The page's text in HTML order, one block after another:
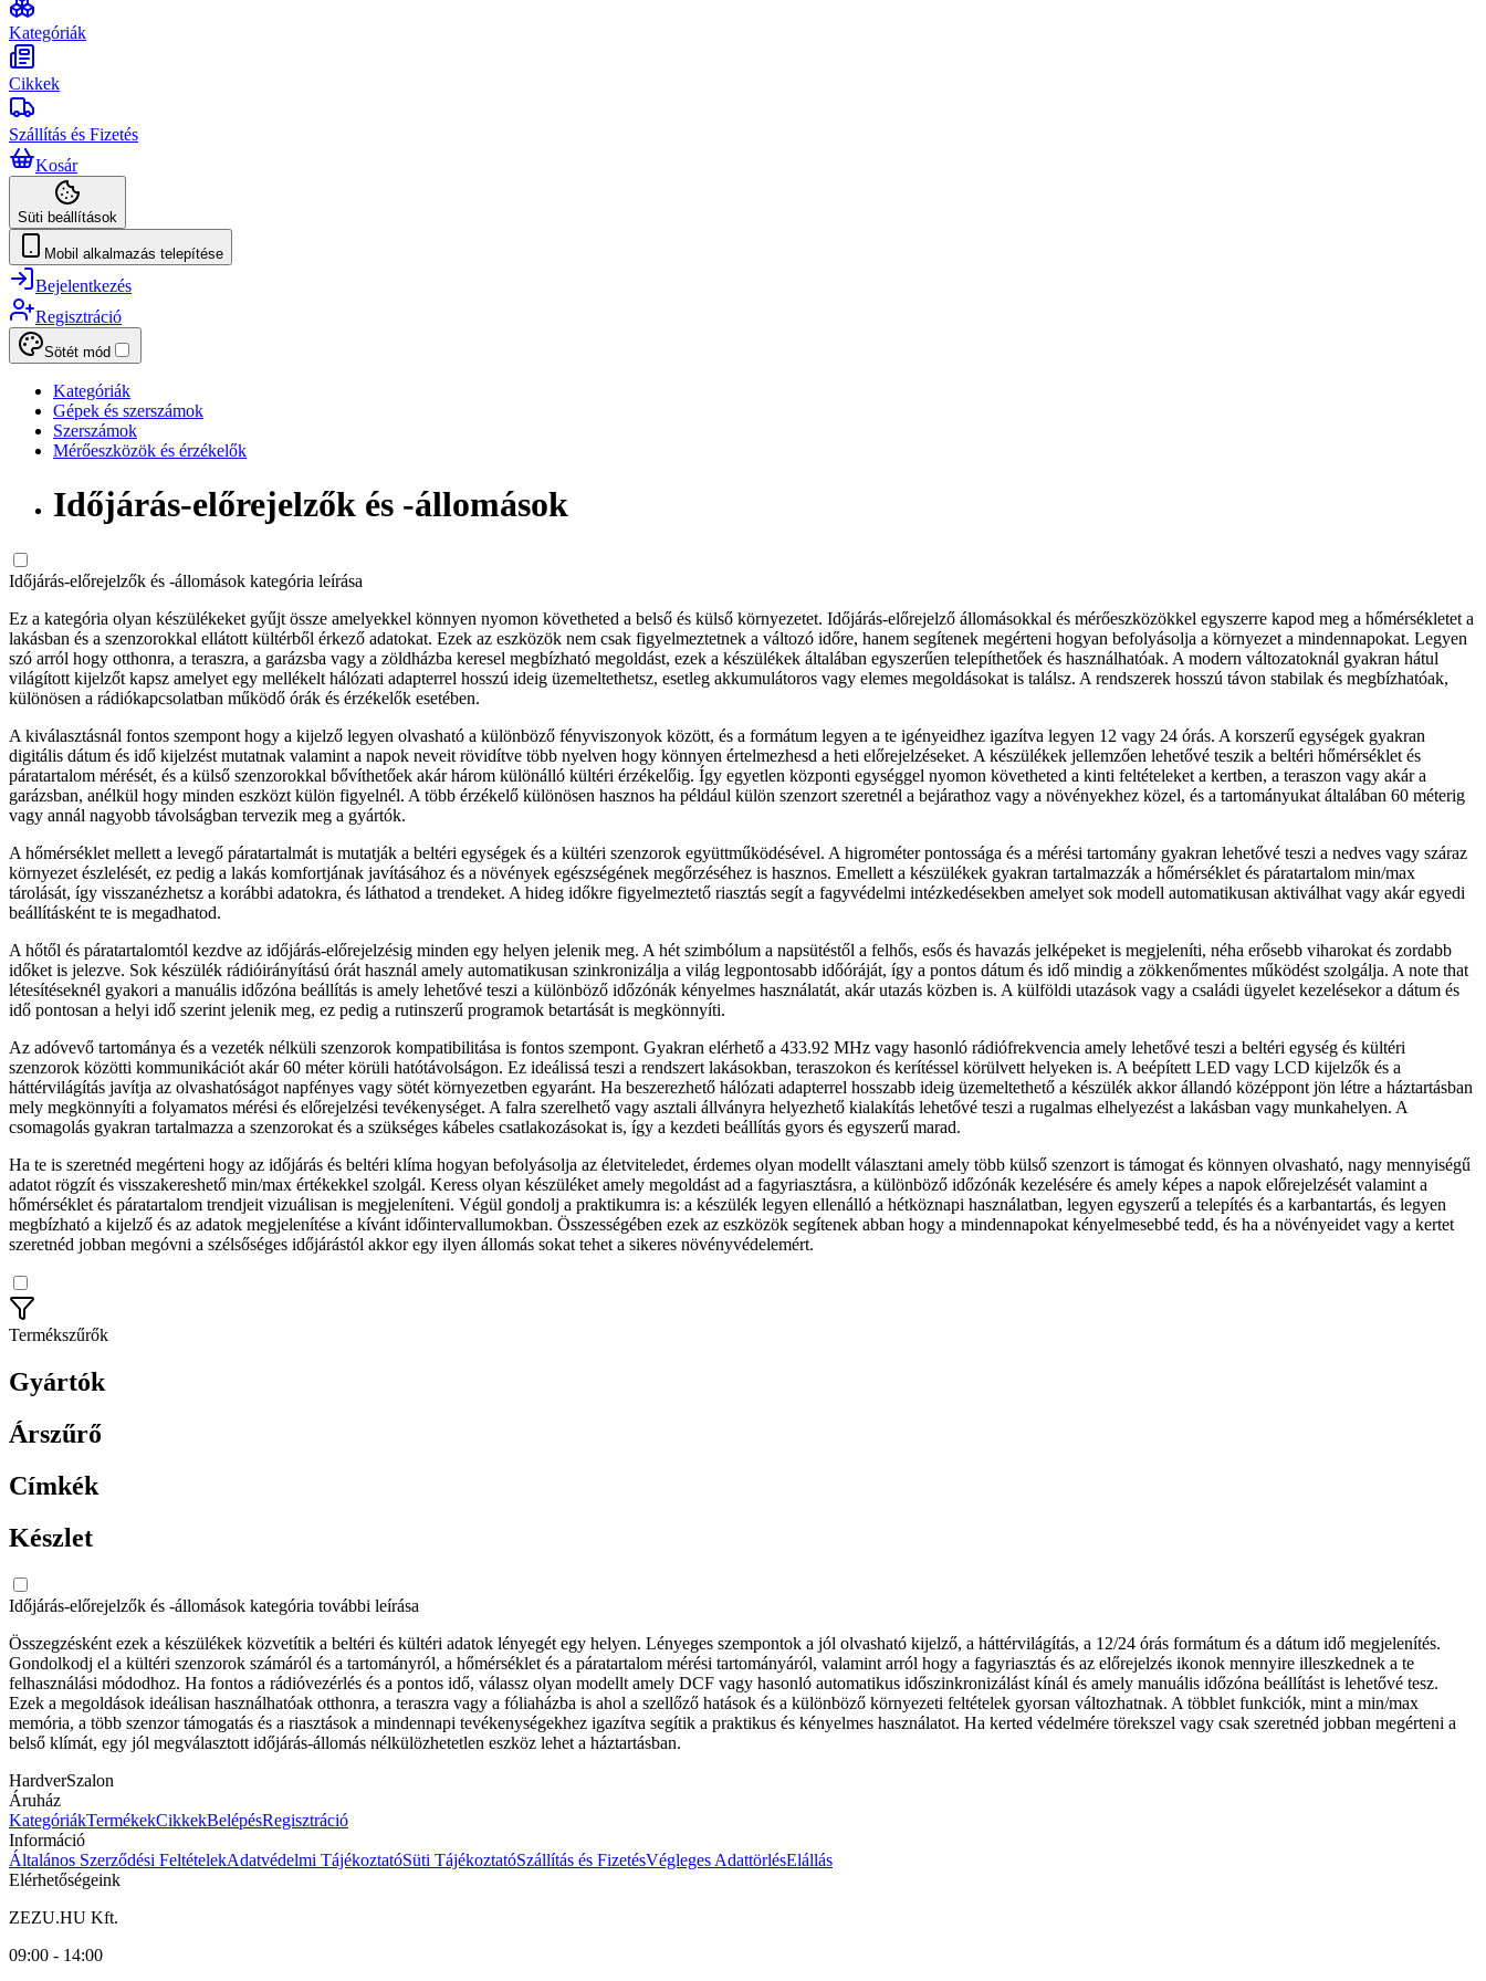
Kategóriák
Cikkek
Szállítás és Fizetés
Kosár
Süti beállítások
Mobil alkalmazás telepítése
Bejelentkezés
Regisztráció
Sötét mód
Kategóriák
Gépek és szerszámok
Szerszámok
Mérőeszközök és érzékelők
Időjárás-előrejelzők és -állomások
Időjárás-előrejelzők és -állomások kategória leírása
Ez a kategória olyan készülékeket gyűjt össze amelyekkel könnyen nyomon követheted a belső és külső környezetet. Időjárás-előrejelző állomásokkal és mérőeszközökkel egyszerre kapod meg a hőmérsékletet a
lakásban és a szenzorokkal ellátott kültérből érkező adatokat. Ezek az eszközök nem csak figyelmeztetnek a változó időre, hanem segítenek megérteni hogyan befolyásolja a környezet a mindennapokat. Legyen
szó arról hogy otthonra, a teraszra, a garázsba vagy a zöldházba keresel megbízható megoldást, ezek a készülékek általában egyszerűen telepíthetőek és használhatóak. A modern változatoknál gyakran hátul
világított kijelzőt kapsz amelyet egy mellékelt hálózati adapterrel hosszú ideig üzemeltethetsz, esetleg akkumulátoros vagy elemes megoldásokat is találsz. A rendszerek hosszú távon stabilak és megbízhatóak,
különösen a rádiókapcsolatban működő órák és érzékelők esetében.
A kiválasztásnál fontos szempont hogy a kijelző legyen olvasható a különböző fényviszonyok között, és a formátum legyen a te igényeidhez igazítva legyen 12 vagy 24 órás. A korszerű egységek gyakran
digitális dátum és idő kijelzést mutatnak valamint a napok neveit rövidítve több nyelven hogy könnyen értelmezhesd a heti előrejelzéseket. A készülékek jellemzően lehetővé teszik a beltéri hőmérséklet és
páratartalom mérését, és a külső szenzorokkal bővíthetőek akár három különálló kültéri érzékelőig. Így egyetlen központi egységgel nyomon követheted a kinti feltételeket a kertben, a teraszon vagy akár a
garázsban, anélkül hogy minden eszközt külön figyelnél. A több érzékelő különösen hasznos ha például külön szenzort szeretnél a bejárathoz vagy a növényekhez közel, és a tartományukat általában 60 méterig
vagy annál nagyobb távolságban tervezik meg a gyártók.
A hőmérséklet mellett a levegő páratartalmát is mutatják a beltéri egységek és a kültéri szenzorok együttműködésével. A higrométer pontossága és a mérési tartomány gyakran lehetővé teszi a nedves vagy száraz
környezet észlelését, ez pedig a lakás komfortjának javításához és a növények egészségének megőrzéséhez is hasznos. Emellett a készülékek gyakran tartalmazzák a hőmérséklet és páratartalom min/max
tárolását, így visszanézhetsz a korábbi adatokra, és láthatod a trendeket. A hideg időkre figyelmeztető riasztás segít a fagyvédelmi intézkedésekben amelyet sok modell automatikusan aktiválhat vagy akár egyedi
beállításként te is megadhatod.
A hőtől és páratartalomtól kezdve az időjárás-előrejelzésig minden egy helyen jelenik meg. A hét szimbólum a napsütéstől a felhős, esős és havazás jelképeket is megjeleníti, néha erősebb viharokat és zordabb
időket is jelezve. Sok készülék rádióirányítású órát használ amely automatikusan szinkronizálja a világ legpontosabb időóráját, így a pontos dátum és idő mindig a zökkenőmentes működést szolgálja. A note that
létesítéseknél gyakori a manuális időzóna beállítás is amely lehetővé teszi a különböző időzónák kényelmes használatát, akár utazás közben is. A külföldi utazások vagy a családi ügyelet kezelésekor a dátum és
idő pontosan a helyi idő szerint jelenik meg, ez pedig a rutinszerű programok betartását is megkönnyíti.
Az adóvevő tartománya és a vezeték nélküli szenzorok kompatibilitása is fontos szempont. Gyakran elérhető a 433.92 MHz vagy hasonló rádiófrekvencia amely lehetővé teszi a beltéri egység és kültéri
szenzorok közötti kommunikációt akár 60 méter körüli hatótávolságon. Ez ideálissá teszi a rendszert lakásokban, teraszokon és kerítéssel körülvett helyeken is. A beépített LED vagy LCD kijelzők és a
háttérvilágítás javítja az olvashatóságot napfényes vagy sötét környezetben egyaránt. Ha beszerezhető hálózati adapterrel hosszabb ideig üzemeltethető a készülék akkor állandó középpont jön létre a háztartásban
mely megkönnyíti a folyamatos mérési és előrejelzési tevékenységet. A falra szerelhető vagy asztali állványra helyezhető kialakítás lehetővé teszi a rugalmas elhelyezést a lakásban vagy munkahelyen. A
csomagolás gyakran tartalmazza a szenzorokat és a szükséges kábeles csatlakozásokat is, így a kezdeti beállítás gyors és egyszerű marad.
Ha te is szeretnéd megérteni hogy az időjárás és beltéri klíma hogyan befolyásolja az életviteledet, érdemes olyan modellt választani amely több külső szenzort is támogat és könnyen olvasható, nagy mennyiségű
adatot rögzít és visszakereshető min/max értékekkel szolgál. Keress olyan készüléket amely megoldást ad a fagyriasztásra, a különböző időzónák kezelésére és amely képes a napok előrejelzését valamint a
hőmérséklet és páratartalom trendjeit vizuálisan is megjeleníteni. Végül gondolj a praktikumra is: a készülék legyen ellenálló a hétköznapi használatban, legyen egyszerű a telepítés és a karbantartás, és legyen
megbízható a kijelző és az adatok megjelenítése a kívánt időintervallumokban. Összességében ezek az eszközök segítenek abban hogy a mindennapokat kényelmesebbé tedd, és ha a növényeidet vagy a kertet
szeretnéd jobban megóvni a szélsőséges időjárástól akkor egy ilyen állomás sokat tehet a sikeres növényvédelemért.
Termékszűrők
Gyártók
Árszűrő
Címkék
Készlet
Időjárás-előrejelzők és -állomások kategória további leírása
Összegzésként ezek a készülékek közvetítik a beltéri és kültéri adatok lényegét egy helyen. Lényeges szempontok a jól olvasható kijelző, a háttérvilágítás, a 12/24 órás formátum és a dátum idő megjelenítés.
Gondolkodj el a kültéri szenzorok számáról és a tartományról, a hőmérséklet és a páratartalom mérési tartományáról, valamint arról hogy a fagyriasztás és az előrejelzés ikonok mennyire illeszkednek a te
felhasználási módodhoz. Ha fontos a rádióvezérlés és a pontos idő, válassz olyan modellt amely DCF vagy hasonló automatikus időszinkronizálást kínál és amely manuális időzóna beállítást is lehetővé tesz.
Ezek a megoldások ideálisan használhatóak otthonra, a teraszra vagy a fóliaházba is ahol a szellőző hatások és a különböző környezeti feltételek gyorsan változhatnak. A többlet funkciók, mint a min/max
memória, a több szenzor támogatás és a riasztások a mindennapi tevékenységekhez igazítva segítik a praktikus és kényelmes használatot. Ha kerted védelmére törekszel vagy csak szeretnéd jobban megérteni a
belső klímát, egy jól megválasztott időjárás-állomás nélkülözhetetlen eszköz lehet a háztartásban.
HardverSzalon
Áruház
KategóriákTermékekCikkekBelépésRegisztráció
Információ
Általános Szerződési FeltételekAdatvédelmi TájékoztatóSüti TájékoztatóSzállítás és FizetésVégleges AdattörlésElállás
Elérhetőségeink
ZEZU.HU Kft.
09:00 - 14:00